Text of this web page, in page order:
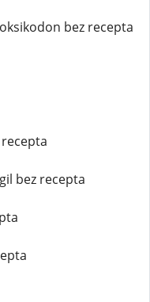
bez recepta
bez recepta